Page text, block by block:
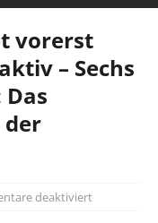
vorerst
– Sechs
Das
der
deaktiviert